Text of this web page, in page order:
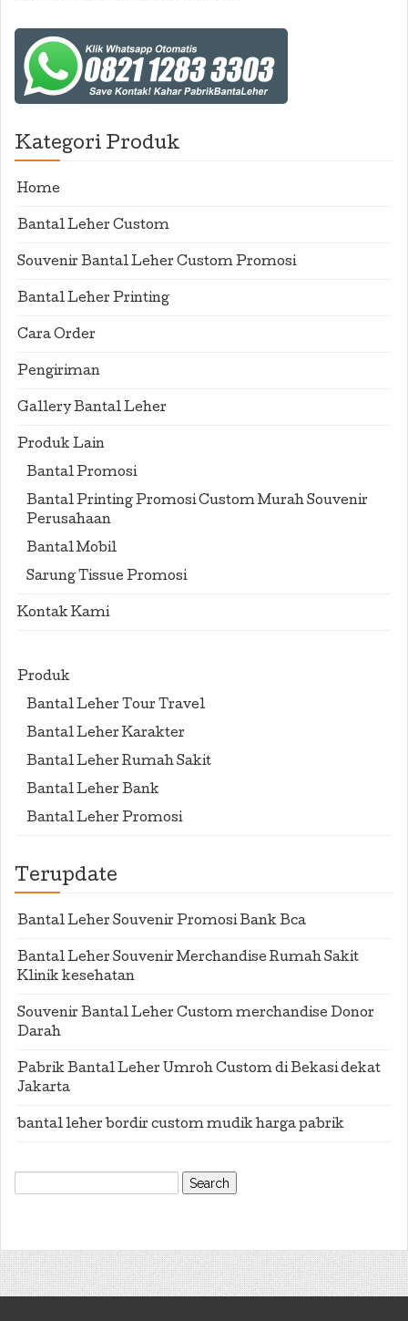
Kategori Produk
Home
Bantal Leher Custom
Souvenir Bantal Leher Custom Promosi
Bantal Leher Printing
Cara Order
Pengiriman
Gallery Bantal Leher
Produk Lain
Bantal Promosi
Bantal Printing Promosi Custom Murah Souvenir
Perusahaan
Bantal Mobil
Sarung Tissue Promosi
Kontak Kami
Produk
Bantal Leher Tour Travel
Bantal Leher Karakter
Bantal Leher Rumah Sakit
Bantal Leher Bank
Bantal Leher Promosi
Terupdate
Bantal Leher Souvenir Promosi Bank Bca
Bantal Leher Souvenir Merchandise Rumah Sakit
Klinik kesehatan
Souvenir Bantal Leher Custom merchandise Donor
Darah
Pabrik Bantal Leher Umroh Custom di Bekasi dekat
Jakarta
bantal leher bordir custom mudik harga pabrik
Search
for: